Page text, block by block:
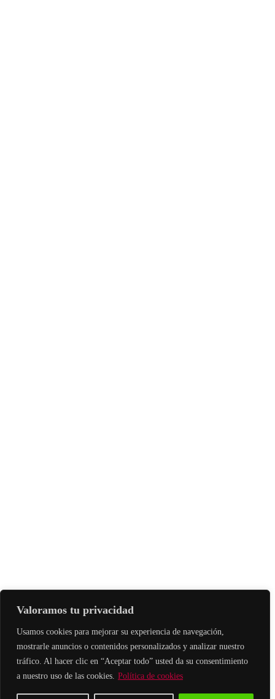
Valoramos tu privacidad
Usamos cookies para mejorar su experiencia de navegación,
mostrarle anuncios o contenidos personalizados y analizar nuestro
tráfico. Al hacer clic en “Aceptar todo” usted da su consentimiento
a nuestro uso de las cookies. Política de cookies